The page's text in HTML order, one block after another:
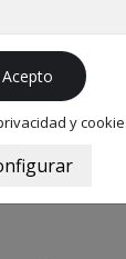
del suelo y el
calidad.
en tanques de
25ºC y 27ºC.
todos los
y